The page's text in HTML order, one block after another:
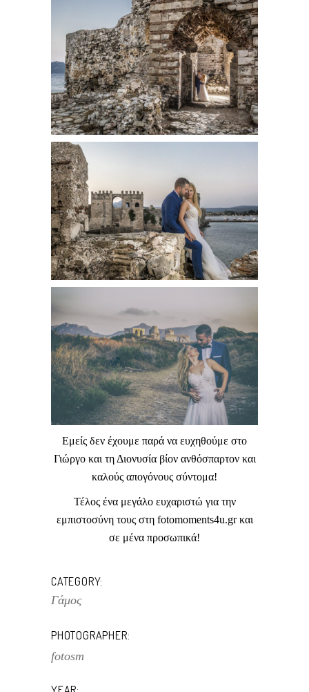
Εμείς δεν έχουμε παρά να ευχηθούμε στο
Γιώργο και τη Διονυσία βίον ανθόσπαρτον και
καλούς απογόνους σύντομα!
Τέλος ένα μεγάλο ευχαριστώ για την
εμπιστοσύνη τους στη fotomoments4u.grκαι
σε μένα προσωπικά!
CATEGORY:
Γάμος
PHOTOGRAPHER:
fotosm